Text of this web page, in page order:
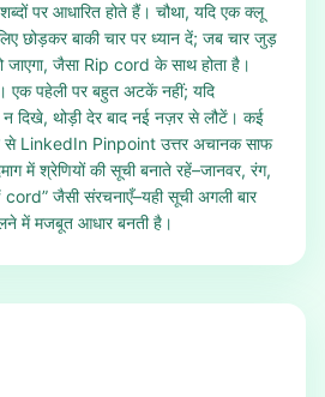
पर आधारित होते हैं। चौथा, यदि एक क्लू
छोड़कर बाकी चार पर ध्यान दें; जब चार जुड़
जाएगा, जैसा Rip cord के साथ होता है।
एक पहेली पर बहुत अटकें नहीं; यदि
दिखे, थोड़ी देर बाद नई नज़र से लौटें। कई
से LinkedIn Pinpoint उत्तर अचानक साफ
में श्रेणियों की सूची बनाते रहें–जानवर, रंग,
जैसी संरचनाएँ–यही सूची अगली बार
में मजबूत आधार बनती है।